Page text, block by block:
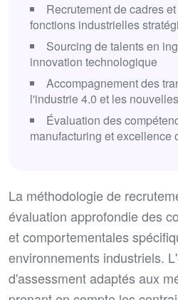
Recrutement de cadres
fonctions industrielles
Sourcing de talents en
innovation technologique
Accompagnement des
l'industrie 4.0 et les
Évaluation des
manufacturing et excellence
La méthodologie de
évaluation approfondie des
et comportementales
environnements industriels.
d'assessment adaptés aux